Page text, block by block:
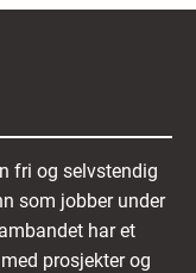
det er å
stadig
fri og selvstendig
som jobber under
har et
prosjekter og